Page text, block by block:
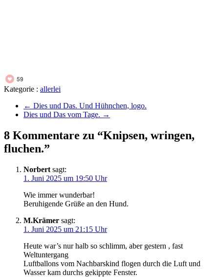
59
Kategorie : allerlei
← Dies und Das. Und Hühnchen, logo.
Dies und Das vom Tage. →
8 Kommentare zu “Knipsen, wringen,
fluchen.”
Norbert sagt:
1. Juni 2025 um 19:50 Uhr
Wie immer wunderbar!
Beruhigende Grüße an den Hund.
M.Krämer sagt:
1. Juni 2025 um 21:15 Uhr
Heute war’s nur halb so schlimm, aber gestern , fast
Weltuntergang
Luftballons vom Nachbarskind flogen durch die Luft und
Wasser kam durchs gekippte Fenster.